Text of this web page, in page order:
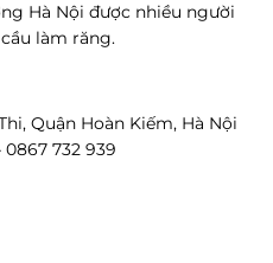
Hà Nội được nhiều người
làm răng.
Quận Hoàn Kiếm, Hà Nội
732 939